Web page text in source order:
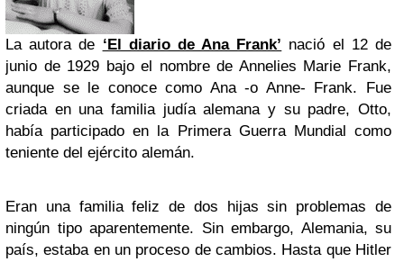
La autora de ‘El diario de Ana Frank’ nació el 12 de
junio de 1929 bajo el nombre de Annelies Marie Frank,
aunque se le conoce como Ana -o Anne- Frank. Fue
criada en una familia judía alemana y su padre, Otto,
había participado en la Primera Guerra Mundial como
teniente del ejército alemán.
Eran una familia feliz de dos hijas sin problemas de
ningún tipo aparentemente. Sin embargo, Alemania, su
país, estaba en un proceso de cambios. Hasta que Hitler